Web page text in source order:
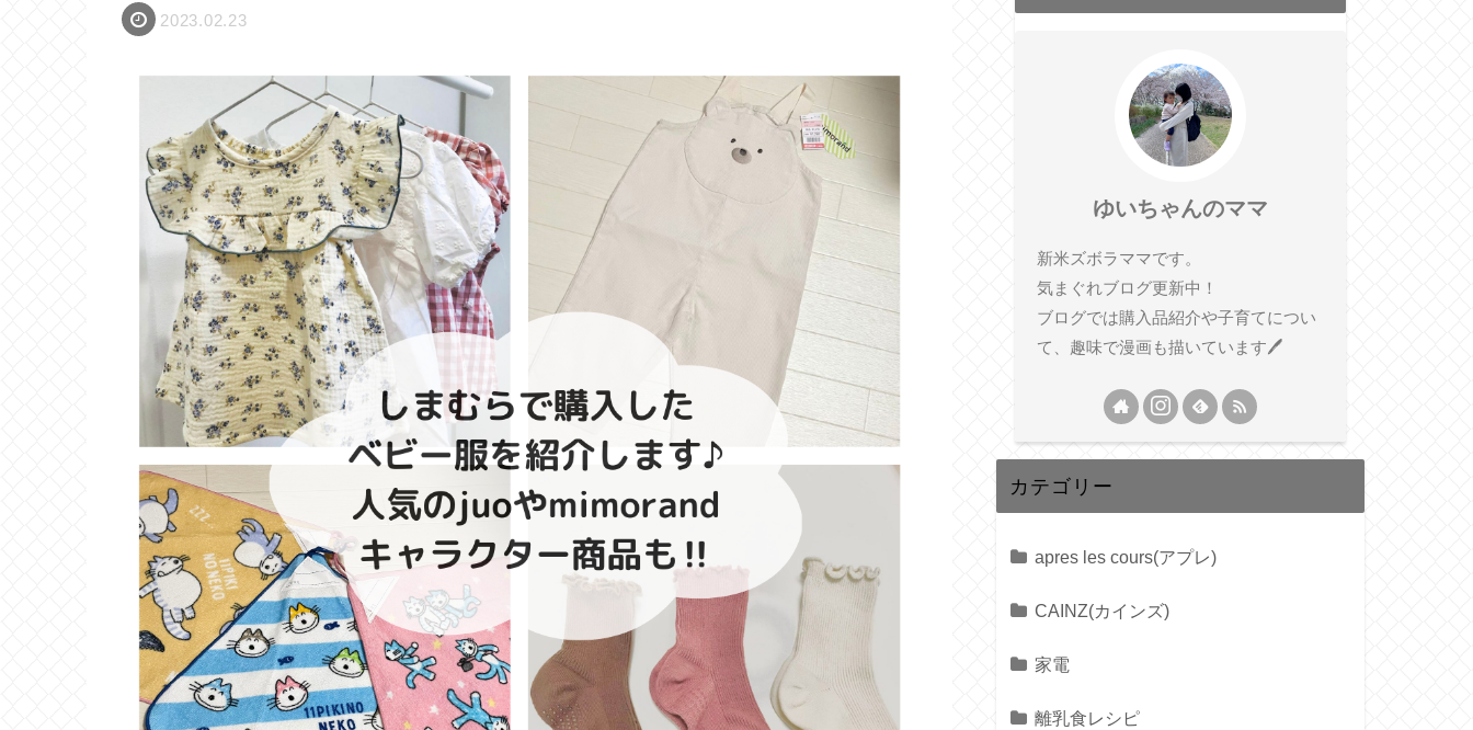
2023.02.23
ゆいちゃんのママ
新米ズボラママです。
気まぐれブログ更新中！
ブログでは購入品紹介や子育てについ
て、趣味で漫画も描いています🖊
カテゴリー
apres les cours(アプレ)
CAINZ(カインズ)
家電
離乳食レシピ